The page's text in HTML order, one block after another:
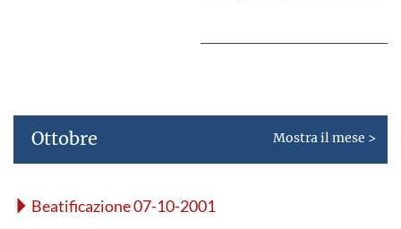
Ottobre Mostra il mese >
Beatificazione 07-10-2001